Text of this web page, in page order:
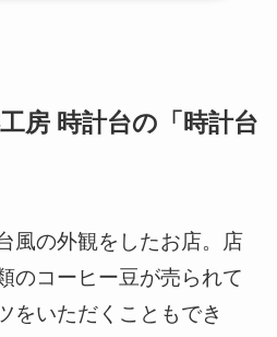
房 時計台の「時計台
風の外観をしたお店。店
のコーヒー豆が売られて
をいただくこともでき